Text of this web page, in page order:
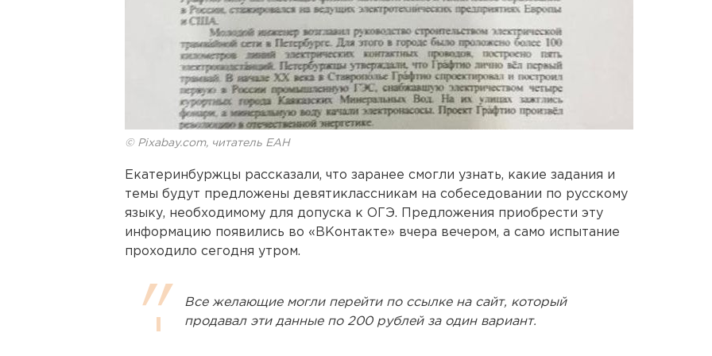
© Pixabay.com, читатель ЕАН
Екатеринбуржцы рассказали, что заранее смогли узнать, какие задания и
темы будут предложены девятиклассникам на собеседовании по русскому
языку, необходимому для допуска к ОГЭ. Предложения приобрести эту
информацию появились во «ВКонтакте» вчера вечером, а само испытание
проходило сегодня утром.
Все желающие могли перейти по ссылке на сайт, который
продавал эти данные по 200 рублей за один вариант.